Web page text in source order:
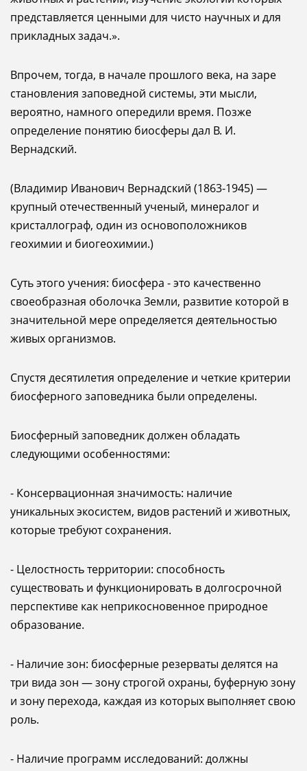
представляется ценными для чисто научных и для
прикладных задач.».
Впрочем, тогда, в начале прошлого века, на заре
становления заповедной системы, эти мысли,
вероятно, намного опередили время. Позже
определение понятию биосферы дал В. И.
Вернадский.
(Владимир Иванович Вернадский (1863-1945) —
крупный отечественный ученый, минералог и
кристаллограф, один из основоположников
геохимии и биогеохимии.)
Суть этого учения: биосфера - это качественно
своеобразная оболочка Земли, развитие которой в
значительной мере определяется деятельностью
живых организмов.
Спустя десятилетия определение и четкие критерии
биосферного заповедника были определены.
Биосферный заповедник должен обладать
следующими особенностями:
- Консервационная значимость: наличие
уникальных экосистем, видов растений и животных,
которые требуют сохранения.
- Целостность территории: способность
существовать и функционировать в долгосрочной
перспективе как неприкосновенное природное
образование.
- Наличие зон: биосферные резерваты делятся на
три вида зон — зону строгой охраны, буферную зону
и зону перехода, каждая из которых выполняет свою
роль.
- Наличие программ исследований: должны